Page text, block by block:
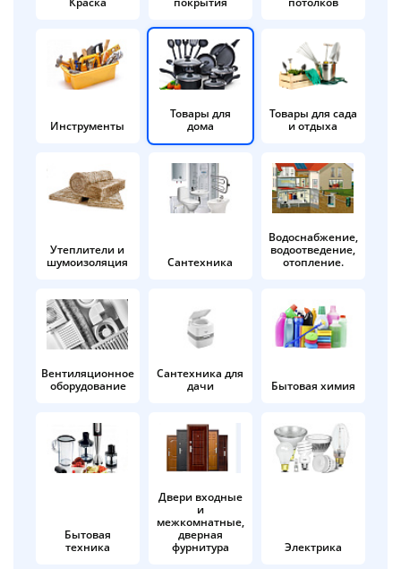
Инструменты
Товары для
дома
Товары для сада
и отдыха
Утеплители и
шумоизоляция
Сантехника
Водоснабжение,
водоотведение,
отопление.
Вентиляционное
оборудование
Сантехника для
дачи
Бытовая химия
Бытовая
техника
Двери входные
и
межкомнатные,
дверная
фурнитура
Электрика
Добавляйте товары
в корзину
Оплачивайте сегодня только
25% картой любого банка
Получайте товар
выбранный способом
Оставшиеся
% будут
по25%каждые 2 недели
Подробнее
об оплате Плайтом
раз в 2
Остались вопросы?
8 800 302-02-51
plait.ru